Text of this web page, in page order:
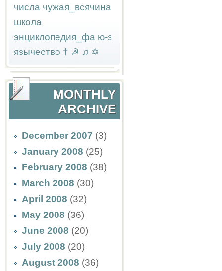
числа чужая_всячина
школа
энциклопедия_фа ю-з
язычество † ☭ ♫ ✡
MONTHLY
ARCHIVE
December 2007 (3)
January 2008 (25)
February 2008 (38)
March 2008 (30)
April 2008 (32)
May 2008 (36)
June 2008 (20)
July 2008 (20)
August 2008 (36)